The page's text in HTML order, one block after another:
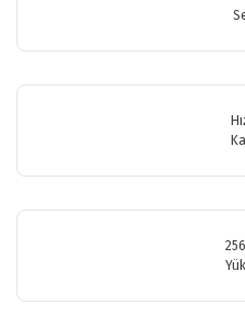
Ürün resmi kalitesiz, bozuk
Ürün fiyatı diğer sitelerden